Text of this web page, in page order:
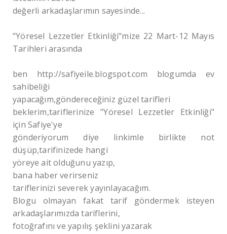
değerli arkadaşlarımın sayesinde...
"Yöresel Lezzetler Etkinliği"mize 22 Mart-12 Mayıs
Tarihleri arasında
ben http://safiyeile.blogspot.com blogumda ev
sahibeliği
yapacağım,göndereceğiniz güzel tarifleri
beklerim,tariflerinize "Yöresel Lezzetler Etkinliği"
için Safiye'ye
gönderiyorum diye linkimle birlikte not
düşüp,tarifinizede hangi
yöreye ait olduğunu yazıp,
bana haber verirseniz
tariflerinizi severek yayınlayacağım.
Blogu olmayan fakat tarif göndermek isteyen
arkadaşlarımızda tariflerini,
fotoğrafını ve yapılış şeklini yazarak